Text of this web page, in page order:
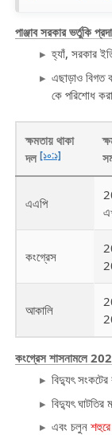
পাঞ্জাব সরকারভর্তুকি
হ্যাঁ, সরকার
এছাড়াও বিগত
কে পরিশোধ
ক্ষমতায় থাকা
দল [১০:১]
এএপি
কংগ্রেস
আকালি
কংগ্রেস শাসনামলে
বিদ্যুৎ
বিদ্যুৎ ঘাটতির
এবং চলুন